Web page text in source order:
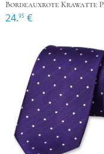
24.95 €